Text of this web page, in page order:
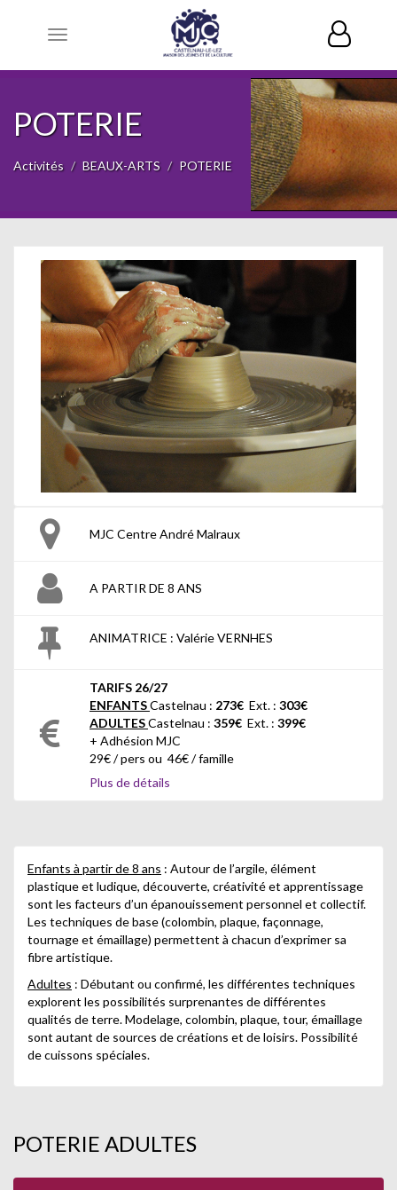
Toggle
POTERIE
Activités BEAUX-ARTS POTERIE
MJC Centre André Malraux
A PARTIR DE 8 ANS
ANIMATRICE : Valérie VERNHES
TARIFS 26/27
ENFANTSCastelnau : 273€ Ext. : 303€
ADULTESCastelnau : 359€ Ext. : 399€
+ Adhésion MJC
29€ / pers ou 46€ / famille
Plus de détails
Enfants à partir de 8 ans : Autour de l’argile, élément
plastique et ludique, découverte, créativité et apprentissage
sont les facteurs d’un épanouissement personnel et collectif.
Les techniques de base (colombin, plaque, façonnage,
tournage et émaillage) permettent à chacun d’exprimer sa
fibre artistique.
Adultes : Débutant ou confirmé, les différentes techniques
explorent les possibilités surprenantes de différentes
qualités de terre. Modelage, colombin, plaque, tour, émaillage
sont autant de sources de créations et de loisirs. Possibilité
de cuissons spéciales.
POTERIE ADULTES